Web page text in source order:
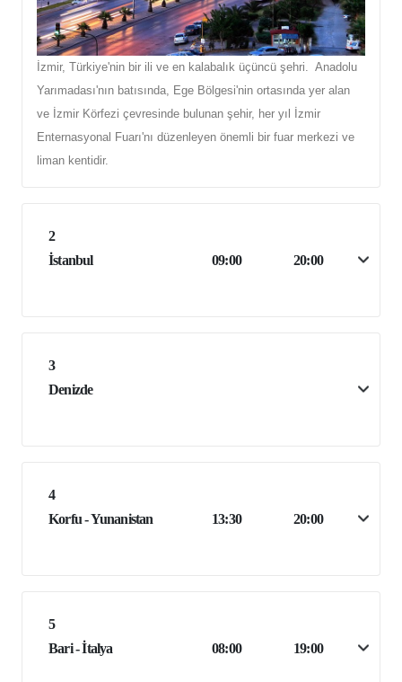
İzmir, Türkiye'nin bir ili ve en kalabalık üçüncü şehri. Anadolu
Yarımadası'nın batısında, Ege Bölgesi'nin ortasında yer alan
ve İzmir Körfezi çevresinde bulunan şehir, her yıl İzmir
Enternasyonal Fuarı'nı düzenleyen önemli bir fuar merkezi ve
liman kentidir.
2
İstanbul
09:00 20:00
3
Denizde
4
Korfu - Yunanistan
13:30 20:00
5
Bari - İtalya
08:00 19:00